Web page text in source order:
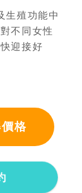
生殖功能中
不同女性
迎接好
格